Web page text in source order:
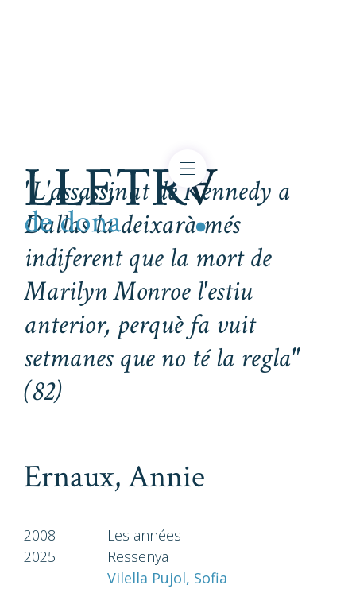
"L'assassinat de Kennedy a
Dallas la deixarà més
indiferent que la mort de
Marilyn Monroe l'estiu
anterior, perquè fa vuit
setmanes que no té la regla"
(82)
Ernaux, Annie
2008
Les années
2025
Ressenya
Vilella Pujol, Sofia